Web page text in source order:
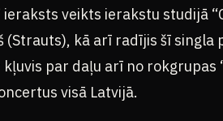
ieraksts veikts ierakstu studijā
(Strauts), kā arī radījis šī
par daļu arī no rokgrupas
visā Latvijā.